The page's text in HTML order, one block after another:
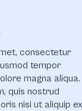
consectetur
tempor
magna aliqua.
quis nostrud
nisi ut aliquip ex